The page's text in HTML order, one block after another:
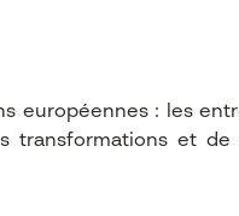
européennes : les
transformations et de